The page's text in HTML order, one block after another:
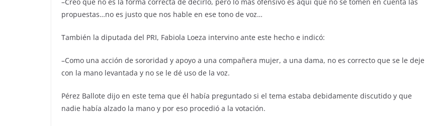
propuestas…no es justo que nos hable en ese tono de voz…
También la diputada del PRI, Fabiola Loeza intervino ante este hecho e indicó:
–Como una acción de sororidad y apoyo a una compañera mujer, a una dama, no es correcto que se le deje
con la mano levantada y no se le dé uso de la voz.
Pérez Ballote dijo en este tema que él había preguntado si el tema estaba debidamente discutido y que
nadie había alzado la mano y por eso procedió a la votación.